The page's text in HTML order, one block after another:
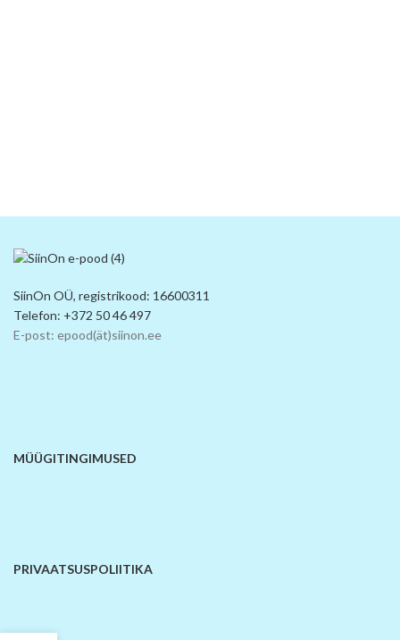
SiinOn OÜ, registrikood: 16600311
Telefon: +372 50 46 497
E-post: epood(ät)siinon.ee
MÜÜGITINGIMUSED
PRIVAATSUSPOLIITIKA